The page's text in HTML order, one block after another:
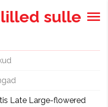
sulle
Late Large-flowered